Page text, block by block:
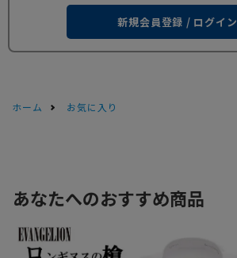
新規会員登録 / ログイン
ホーム お気に入り